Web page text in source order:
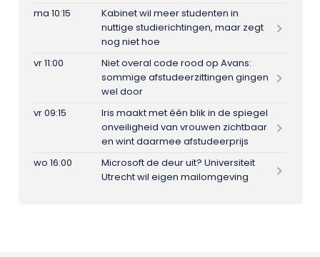
ma 10:15
Kabinet wil meer studenten in
nuttige studierichtingen, maar zegt
nog niet hoe
vr 11:00
Niet overal code rood op Avans:
sommige afstudeerzittingen gingen
wel door
vr 09:15
Iris maakt met één blik in de spiegel
onveiligheid van vrouwen zichtbaar
en wint daarmee afstudeerprijs
wo 16:00
Microsoft de deur uit? Universiteit
Utrecht wil eigen mailomgeving